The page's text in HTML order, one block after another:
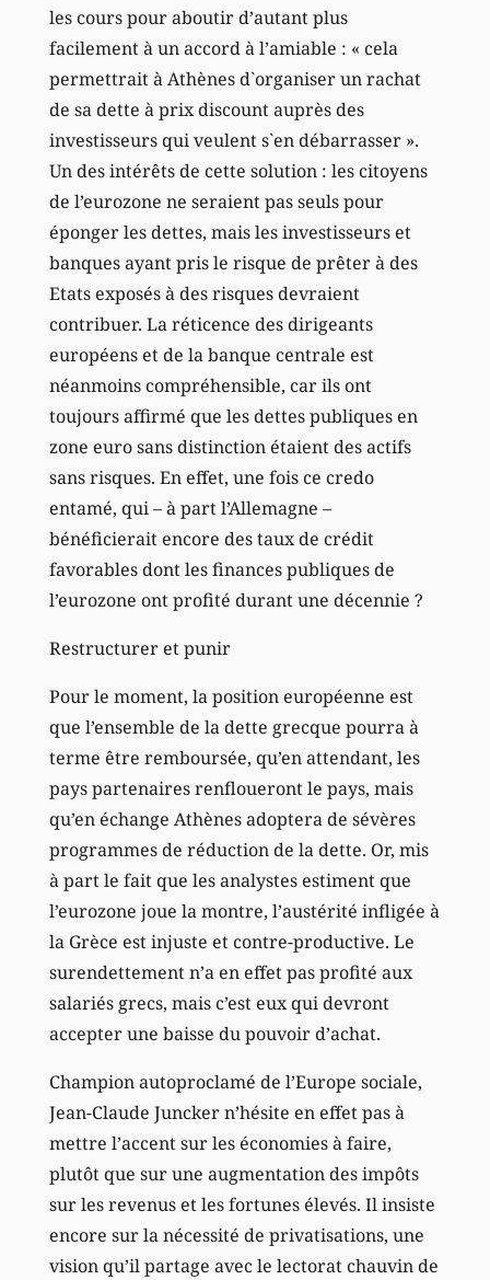
les cours pour aboutir d’autant plus
facilement à un accord à l’amiable : « cela
permettrait à Athènes d`organiser un rachat
de sa dette à prix discount auprès des
investisseurs qui veulent s`en débarrasser ».
Un des intérêts de cette solution : les citoyens
de l’eurozone ne seraient pas seuls pour
éponger les dettes, mais les investisseurs et
banques ayant pris le risque de prêter à des
Etats exposés à des risques devraient
contribuer. La réticence des dirigeants
européens et de la banque centrale est
néanmoins compréhensible, car ils ont
toujours affirmé que les dettes publiques en
zone euro sans distinction étaient des actifs
sans risques. En effet, une fois ce credo
entamé, qui – à part l’Allemagne –
bénéficierait encore des taux de crédit
favorables dont les finances publiques de
l’eurozone ont profité durant une décennie ?
Restructurer et punir
Pour le moment, la position européenne est
que l’ensemble de la dette grecque pourra à
terme être remboursée, qu’en attendant, les
pays partenaires renfloueront le pays, mais
qu’en échange Athènes adoptera de sévères
programmes de réduction de la dette. Or, mis
à part le fait que les analystes estiment que
l’eurozone joue la montre, l’austérité infligée à
la Grèce est injuste et contre-productive. Le
surendettement n’a en effet pas profité aux
salariés grecs, mais c’est eux qui devront
accepter une baisse du pouvoir d’achat.
Champion autoproclamé de l’Europe sociale,
Jean-Claude Juncker n’hésite en effet pas à
mettre l’accent sur les économies à faire,
plutôt que sur une augmentation des impôts
sur les revenus et les fortunes élevés. Il insiste
encore sur la nécessité de privatisations, une
vision qu’il partage avec le lectorat chauvin de